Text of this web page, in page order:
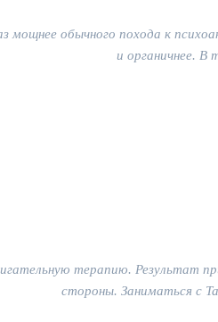
мощнее обычного похода к
и органичнее.
терапию. Результат
стороны. Заниматься с